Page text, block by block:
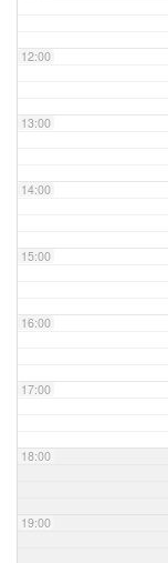
12:00
13:00
14:00
15:00
16:00
17:00
18:00
19:00